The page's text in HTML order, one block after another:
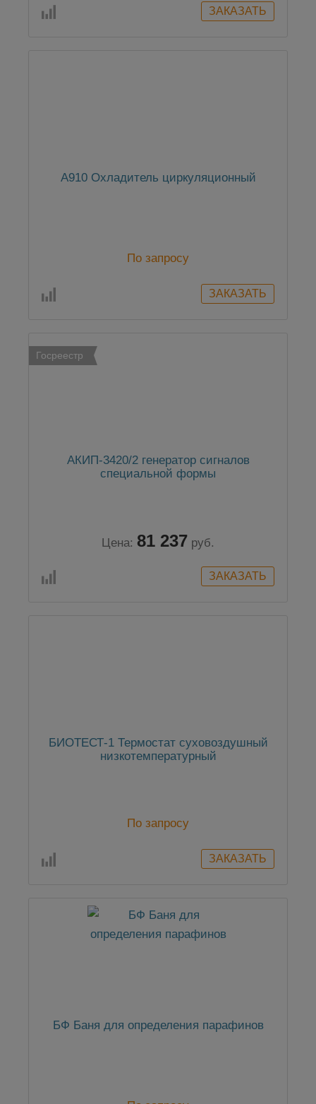
А910 Охладитель циркуляционный
По запросу
Госреестр
АКИП-3420/2 генератор сигналов
специальной формы
Цена: 81 237 руб.
БИОТЕСТ-1 Термостат суховоздушный
низкотемпературный
По запросу
БФ Баня для определения парафинов